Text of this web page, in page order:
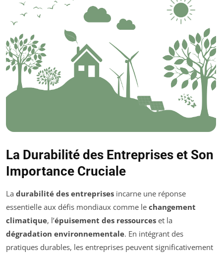
La Durabilité des Entreprises et Son
Importance Cruciale
La durabilité des entreprises incarne une réponse
essentielle aux défis mondiaux comme le changement
climatique, l’épuisement des ressources et la
dégradation environnementale. En intégrant des
pratiques durables, les entreprises peuvent significativement